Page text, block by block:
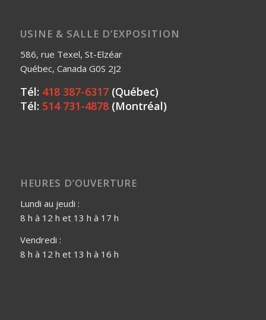
USINE & SALLE D’EXPOSITION
586, rue Texel, St-Elzéar
Québec, Canada G0S 2J2
Tél: 418 387-6317(Québec)
Tél: 514 731-4878(Montréal)
HEURES D’OUVERTURE
Lundi au jeudi :
8 h à 12 h et 13 h à 17 h
Vendredi :
8 h à 12 h et 13 h à 16 h